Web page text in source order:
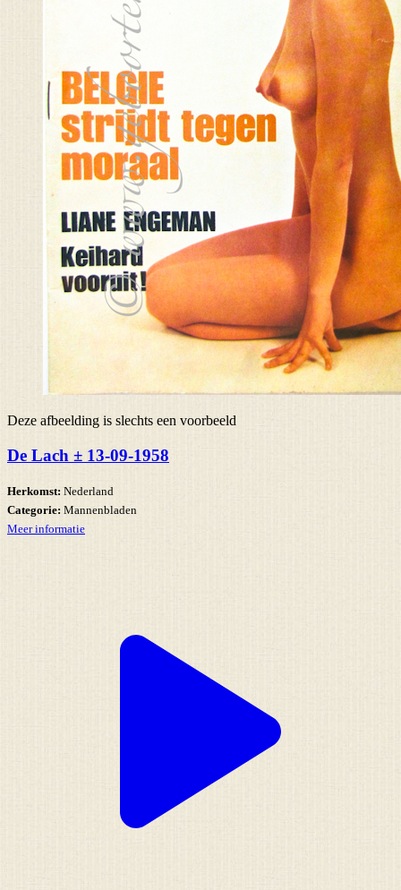
Deze afbeelding is slechts een voorbeeld
De Lach ± 13-09-1958
Herkomst: Nederland
Categorie: Mannenbladen
Meer informatie